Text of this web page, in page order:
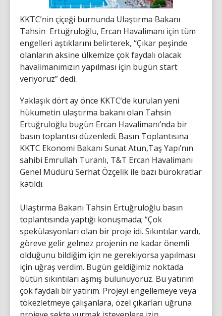
KKTC’nin çiçeği burnunda Ulaştırma Bakanı
Tahsin Ertuğruloğlu, Ercan Havalimanı için tüm
engelleri aştıklarını belirterek, “Çıkar peşinde
olanların aksine ülkemize çok faydalı olacak
havalimanımızın yapılması için bugün start
veriyoruz” dedi.
Yaklaşık dört ay önce KKTC’de kurulan yeni
hükumetin ulaştırma bakanı olan Tahsin
Ertuğruloğlu bugün Ercan Havalimanı’nda bir
basın toplantısı düzenledi. Basın Toplantısına
KKTC Ekonomi Bakanı Sunat Atun,Taş Yapı’nın
sahibi Emrullah Turanlı, T&T Ercan Havalimanı
Genel Müdürü Serhat Özçelik ile bazı bürokratlar
katıldı.
Ulaştırma Bakanı Tahsin Ertuğruloğlu basın
toplantısında yaptığı konuşmada; “Çok
spekülasyonları olan bir proje idi. Sıkıntılar vardı,
göreve gelir gelmez projenin ne kadar önemli
olduğunu bildiğim için ne gerekiyorsa yapılması
için uğraş verdim. Bugün geldiğimiz noktada
bütün sıkıntıları aşmış bulunuyoruz. Bu yatırım
çok faydalı bir yatırım. Projeyi engellemeye veya
tökezletmeye çalışanlara, özel çıkarları uğruna